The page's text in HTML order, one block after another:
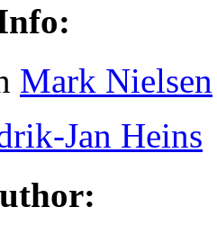
Mark Nielsen
Jan Heins